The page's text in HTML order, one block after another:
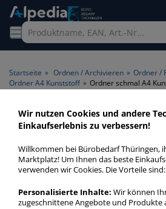
Startseite » Ordnen / Archivieren » Ordner /
Ordner A4 Kunststoff » Ordner schmal A4
Ordner schmal A4
aqua > Farbe aqua
Ordner schmal A4 Kunststoff aqua in
Kunststoff aqua mit unserer Filter-
Wir nutzen Cookies und andere
Einkaufserlebnis zu verbessern!
Willkommen bei Bürobedarf Thüringen,
Marktplatz! Um Ihnen das beste
verwenden wir Cookies. Die Vorteile sind:
Personalisierte Inhalte: Wir können
zugeschnittene Angebote und Produkte